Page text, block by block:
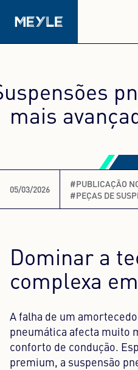
Qualidade
Imprensa
Carreira
mais
05/03/2026
#PUBLICAÇÃO
#PEÇAS DE
Dominar a
complexa
A falha de um
pneumática afecta muito
conforto de condução.
premium, a suspensão